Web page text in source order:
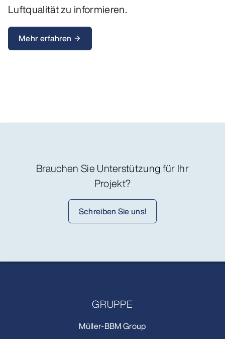
Luftqualität zu informieren.
Mehr erfahren arrow_forward
Brauchen Sie Unterstützung für Ihr
Projekt?
Schreiben Sie uns!
GRUPPE
Müller-BBM Group